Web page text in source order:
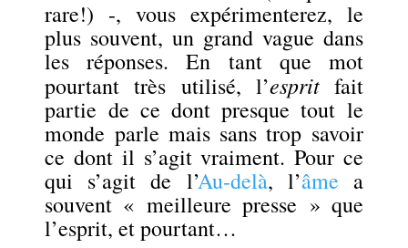
rare!) -, vous expérimenterez, le
plus souvent, un grand vague dans
les réponses. En tant que mot
pourtant très utilisé, l’espritfait
partie de ce dont presque tout le
monde parle mais sans trop savoir
ce dont il s’agitvraiment. Pour ce
qui s’agit de l’Au-delà, l’âme a
souvent « meilleure presse » que
l’esprit, et pourtant…